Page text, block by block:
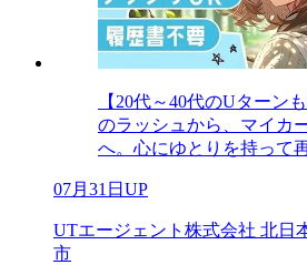
【20代～40代のUターン
のラッシュから、マイカ
へ。心にゆとりを持って
07月31日UP
UTエージェント株式会社 北日
市